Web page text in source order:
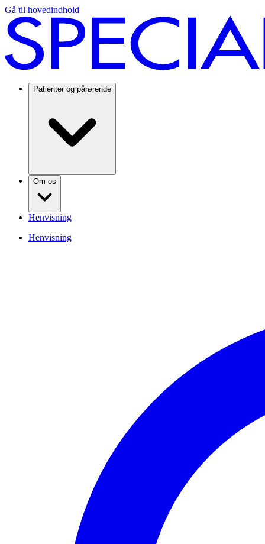
Gå til hovedindhold
Patienter og pårørende
Om os
Henvisning
Henvisning